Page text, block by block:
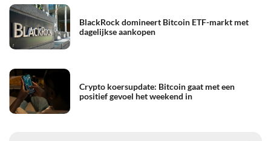
BlackRock domineert Bitcoin ETF-markt met
dagelijkse aankopen
Crypto koersupdate: Bitcoin gaat met een
positief gevoel het weekend in